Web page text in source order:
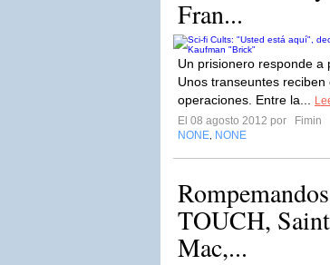
Fran...
Un prisionero responde a
Unos transeuntes
operaciones. Entre la...
El 08 agosto 2012 por
Fimin
NONE NONE
TOUCH,
Mac,...